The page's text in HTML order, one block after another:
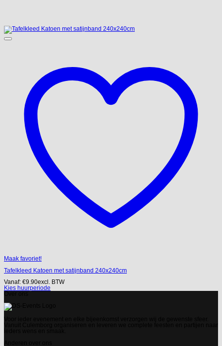
Maak favoriet!
Tafelkleed Katoen met satijnband 240x240cm
Vanaf: €9.90excl. BTW
Kies huurperiode